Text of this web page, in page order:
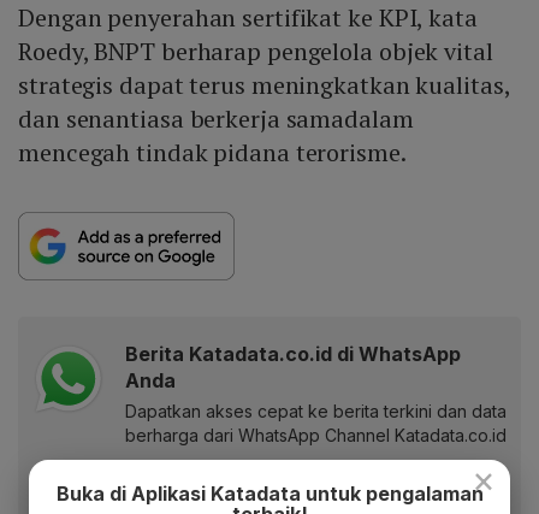
Dengan penyerahan sertifikat ke KPI, kata
Roedy, BNPT berharap pengelola objek vital
strategis dapat terus meningkatkan kualitas,
dan senantiasa berkerja samadalam
mencegah tindak pidana terorisme.
Berita Katadata.co.id di WhatsApp
Anda
Dapatkan akses cepat ke berita terkini dan data
berharga dari WhatsApp Channel Katadata.co.id
Ikuti kami ×
Buka di Aplikasi Katadata untuk pengalaman